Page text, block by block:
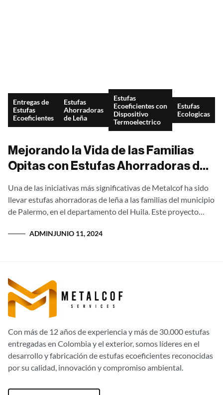
Entregas de
Estufas
Ecoeficientes
Estufas
Ahorradoras
de Leña
Estufas
Ecoeficientes con
Dispositivo
Termoelectrico
Estufas
Ecologicas
Mejorando la Vida de las Familias
Opitas con Estufas Ahorradoras de
Una de las iniciativas más significativas de Metalcof ha sido
llevar estufas ahorradoras de leña a las familias del municipio
de Palermo, en el departamento del Huila. Este proyecto
ADMINJUNIO 11, 2024
Con más de 12 años de experiencia y más de 30.000 estufas
entregadas en Colombia y el exterior, somos líderes en el
desarrollo y fabricación de estufas ecoeficientes reconocidas
por su calidad, innovación y compromiso ambiental.